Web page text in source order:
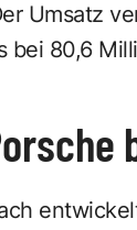
Umsatz
bei 80,6